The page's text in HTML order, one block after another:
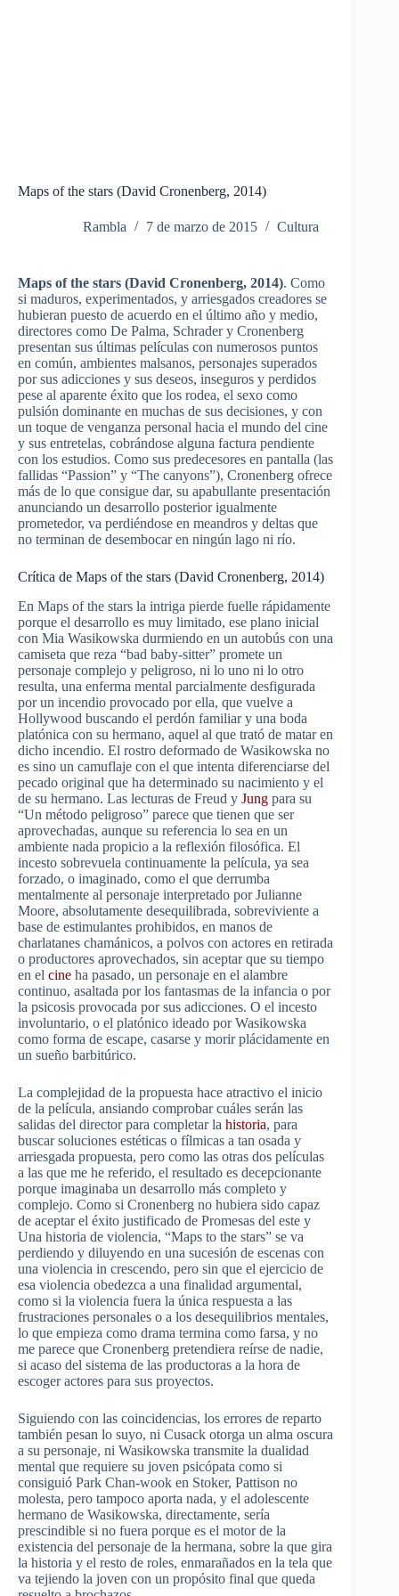
Maps of the stars (David Cronenberg, 2014)
Rambla 7 de marzo de 2015 Cultura
Maps of the stars (David Cronenberg, 2014). Como
si maduros, experimentados, y arriesgados creadores se
hubieran puesto de acuerdo en el último año y medio,
directores como De Palma, Schrader y Cronenberg
presentan sus últimas películas con numerosos puntos
en común, ambientes malsanos, personajes superados
por sus adicciones y sus deseos, inseguros y perdidos
pese al aparente éxito que los rodea, el sexo como
pulsión dominante en muchas de sus decisiones, y con
un toque de venganza personal hacia el mundo del cine
y sus entretelas, cobrándose alguna factura pendiente
con los estudios. Como sus predecesores en pantalla (las
fallidas “Passion” y “The canyons”), Cronenberg ofrece
más de lo que consigue dar, su apabullante presentación
anunciando un desarrollo posterior igualmente
prometedor, va perdiéndose en meandros y deltas que
no terminan de desembocar en ningún lago ni río.
Crítica de Maps of the stars (David Cronenberg, 2014)
En Maps of the stars la intriga pierde fuelle rápidamente
porque el desarrollo es muy limitado, ese plano inicial
con Mia Wasikowska durmiendo en un autobús con una
camiseta que reza “bad baby-sitter” promete un
personaje complejo y peligroso, ni lo uno ni lo otro
resulta, una enferma mental parcialmente desfigurada
por un incendio provocado por ella, que vuelve a
Hollywood buscando el perdón familiar y una boda
platónica con su hermano, aquel al que trató de matar en
dicho incendio. El rostro deformado de Wasikowska no
es sino un camuflaje con el que intenta diferenciarse del
pecado original que ha determinado su nacimiento y el
de su hermano. Las lecturas de Freud y Jung para su
“Un método peligroso” parece que tienen que ser
aprovechadas, aunque su referencia lo sea en un
ambiente nada propicio a la reflexión filosófica. El
incesto sobrevuela continuamente la película, ya sea
forzado, o imaginado, como el que derrumba
mentalmente al personaje interpretado por Julianne
Moore, absolutamente desequilibrada, sobreviviente a
base de estimulantes prohibidos, en manos de
charlatanes chamánicos, a polvos con actores en retirada
o productores aprovechados, sin aceptar que su tiempo
en el cine ha pasado, un personaje en el alambre
continuo, asaltada por los fantasmas de la infancia o por
la psicosis provocada por sus adicciones. O el incesto
involuntario, o el platónico ideado por Wasikowska
como forma de escape, casarse y morir plácidamente en
un sueño barbitúrico.
La complejidad de la propuesta hace atractivo el inicio
de la película, ansiando comprobar cuáles serán las
salidas del director para completar la historia, para
buscar soluciones estéticas o fílmicas a tan osada y
arriesgada propuesta, pero como las otras dos películas
a las que me he referido, el resultado es decepcionante
porque imaginaba un desarrollo más completo y
complejo. Como si Cronenberg no hubiera sido capaz
de aceptar el éxito justificado de Promesas del este y
Una historia de violencia, “Maps to the stars” se va
perdiendo y diluyendo en una sucesión de escenas con
una violencia in crescendo, pero sin que el ejercicio de
esa violencia obedezca a una finalidad argumental,
como si la violencia fuera la única respuesta a las
frustraciones personales o a los desequilibrios mentales,
lo que empieza como drama termina como farsa, y no
me parece que Cronenberg pretendiera reírse de nadie,
si acaso del sistema de las productoras a la hora de
escoger actores para sus proyectos.
Siguiendo con las coincidencias, los errores de reparto
también pesan lo suyo, ni Cusack otorga un alma oscura
a su personaje, ni Wasikowska transmite la dualidad
mental que requiere su joven psicópata como si
consiguió Park Chan-wook en Stoker, Pattison no
molesta, pero tampoco aporta nada, y el adolescente
hermano de Wasikowska, directamente, sería
prescindible si no fuera porque es el motor de la
existencia del personaje de la hermana, sobre la que gira
la historia y el resto de roles, enmarañados en la tela que
va tejiendo la joven con un propósito final que queda